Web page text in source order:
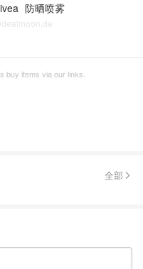
防晒喷雾
buy items via our links.
全部